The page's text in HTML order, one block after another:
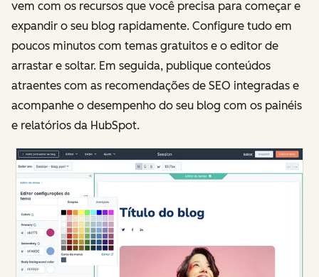
vem com os recursos que você precisa para começar e
expandir o seu blog rapidamente. Configure tudo em
poucos minutos com temas gratuitos e o editor de
arrastar e soltar. Em seguida, publique conteúdos
atraentes com as recomendações de SEO integradas e
acompanhe o desempenho do seu blog com os painéis
e relatórios da HubSpot.